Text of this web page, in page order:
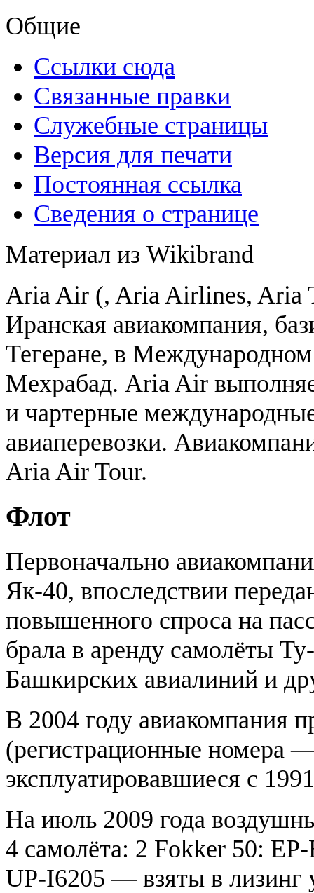
Общие
Ссылки сюда
Связанные правки
Служебные страницы
Версия для печати
Постоянная ссылка
Сведения о странице
Материал из Wikibrand
Aria Air (, Aria Airlines,
Иранская авиакомпания,
Тегеране, в
Мехрабад. Aria Air
и чартерные
авиаперевозки.
Aria Air Tour.
Флот
Первоначально
Як-40, впоследствии
повышенного спроса на
брала в аренду самолёты
Башкирских авиалиний и
В 2004 году авиакомпания
(регистрационные номера
эксплуатировавшиеся с
На июль 2009 года
4 самолёта: 2 Fokker 50:
UP-I6205 — взяты в лизинг